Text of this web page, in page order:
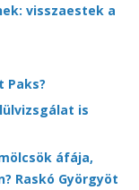
visszaestek a
Paks?
is
áfája,
Raskó Györgyöt